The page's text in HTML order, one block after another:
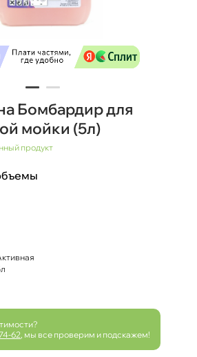
Бомбардир для
мойки (5л)
продукт
62 , мы все проверим и подскажем!